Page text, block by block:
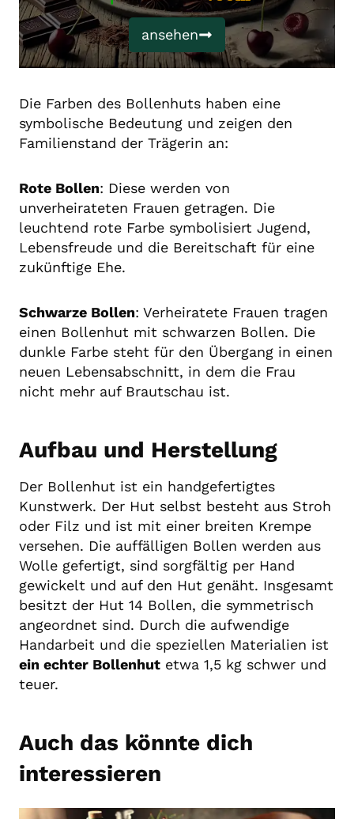
ansehen
Die Farben des Bollenhuts haben eine
symbolische Bedeutung und zeigen den
Familienstand der Trägerin an:
Rote Bollen: Diese werden von
unverheirateten Frauen getragen. Die
leuchtend rote Farbe symbolisiert Jugend,
Lebensfreude und die Bereitschaft für eine
zukünftige Ehe.
Schwarze Bollen: Verheiratete Frauen tragen
einen Bollenhut mit schwarzen Bollen. Die
dunkle Farbe steht für den Übergang in einen
neuen Lebensabschnitt, in dem die Frau
nicht mehr auf Brautschau ist.
Aufbau und Herstellung
Der Bollenhut ist ein handgefertigtes
Kunstwerk. Der Hut selbst besteht aus Stroh
oder Filz und ist mit einer breiten Krempe
versehen. Die auffälligen Bollen werden aus
Wolle gefertigt, sind sorgfältig per Hand
gewickelt und auf den Hut genäht. Insgesamt
besitzt der Hut 14 Bollen, die symmetrisch
angeordnet sind. Durch die aufwendige
Handarbeit und die speziellen Materialien ist
ein echter Bollenhut etwa 1,5 kg schwer und
teuer.
Auch das könnte dich
interessieren